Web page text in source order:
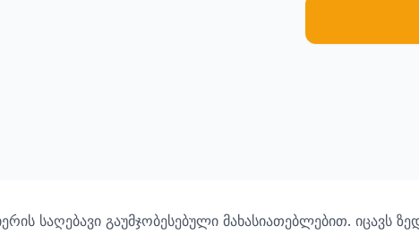
საღებავი გაუმჯობესებული მახასიათებლებით. იცავს